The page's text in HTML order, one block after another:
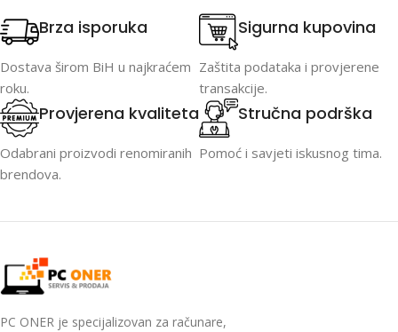
Brza isporuka
Dostava širom BiH u najkraćem
roku.
Sigurna kupovina
Zaštita podataka i provjerene
transakcije.
Provjerena kvaliteta
Odabrani proizvodi renomiranih
brendova.
Stručna podrška
Pomoć i savjeti iskusnog tima.
PC ONER je specijalizovan za računare,